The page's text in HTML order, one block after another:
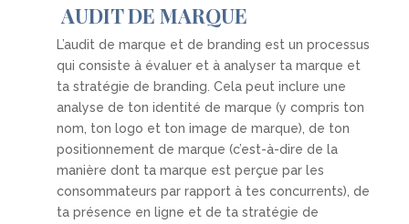
AUDIT DE MARQUE
L’audit de marque et de branding est un processus
qui consiste à évaluer et à analyser ta marque et
ta stratégie de branding. Cela peut inclure une
analyse de ton identité de marque (y compris ton
nom, ton logo et ton image de marque), de ton
positionnement de marque (c’est-à-dire de la
manière dont ta marque est perçue par les
consommateurs par rapport à tes concurrents), de
ta présence en ligne et de ta stratégie de